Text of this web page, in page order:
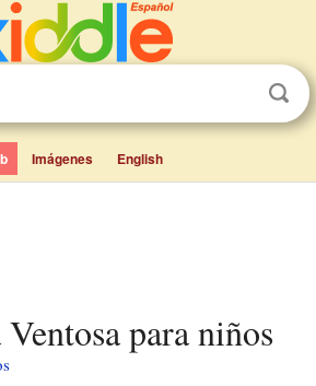
Imágenes English
Ventosa para niños